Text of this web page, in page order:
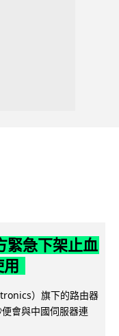
緊急下架止血
）旗下的路由器
會與中國伺服器連